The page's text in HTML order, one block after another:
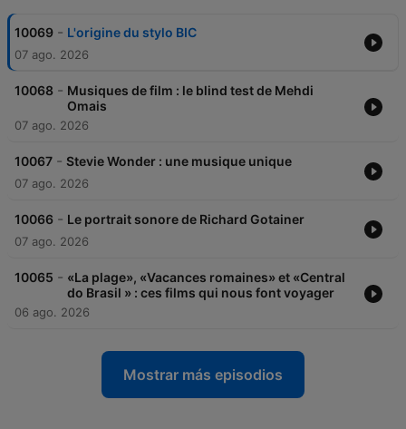
10069 - L'origine du stylo BIC
07 ago. 2026
10068 - Musiques de film : le blind test de Mehdi
Omais
07 ago. 2026
10067 - Stevie Wonder : une musique unique
07 ago. 2026
10066 - Le portrait sonore de Richard Gotainer
07 ago. 2026
10065 - «La plage», «Vacances romaines» et «Central
do Brasil » : ces films qui nous font voyager
06 ago. 2026
Mostrar más episodios